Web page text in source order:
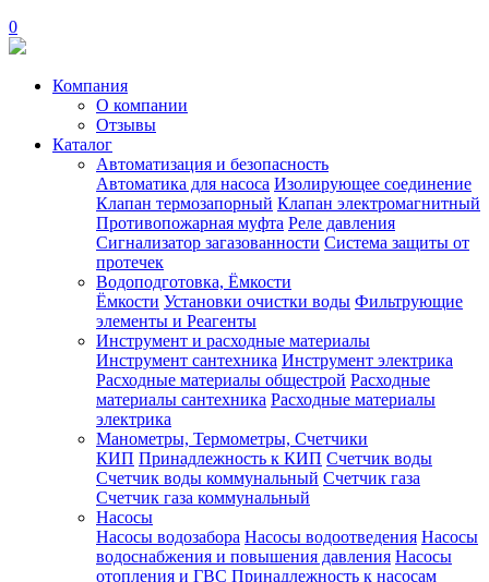
0
Компания
О компании
Отзывы
Каталог
Автоматизация и безопасность
Автоматика для насоса Изолирующее соединение
Клапан термозапорный Клапан электромагнитный
Противопожарная муфта Реле давления
Сигнализатор загазованности Система защиты от
протечек
Водоподготовка, Ёмкости
Ёмкости Установки очистки воды Фильтрующие
элементы и Реагенты
Инструмент и расходные материалы
Инструмент сантехника Инструмент электрика
Расходные материалы общестрой Расходные
материалы сантехника Расходные материалы
электрика
Манометры, Термометры, Счетчики
КИП Принадлежность к КИП Счетчик воды
Счетчик воды коммунальный Счетчик газа
Счетчик газа коммунальный
Насосы
Насосы водозабора Насосы водоотведения Насосы
водоснабжения и повышения давления Насосы
отопления и ГВС Принадлежность к насосам